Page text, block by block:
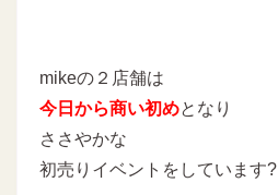
mikeの２店舗は
今日から商い初めとなり
ささやかな
初売りイベントをしています?